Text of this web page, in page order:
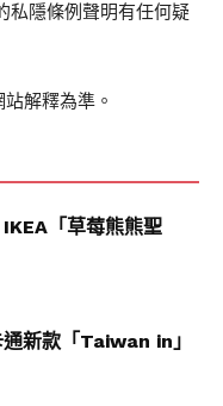
私隱條例聲明有任何疑
解釋為準。
「草莓熊熊聖
新款「Taiwan in」